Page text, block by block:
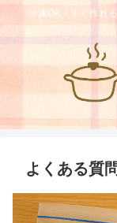
冷凍OK・すぐ作れ
よくある質